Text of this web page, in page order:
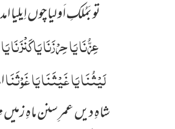
تو بَمُلکِ اَولیا چوں اِیلِیا
عِزُّنَا یَا حِرْزَنَا یَا کَنْزَنَا
لَیْثُنَا یَا غَیْثَنَا یَا غَوْثَنَا
شاہِ دیں عمرِ سنن ماہِ